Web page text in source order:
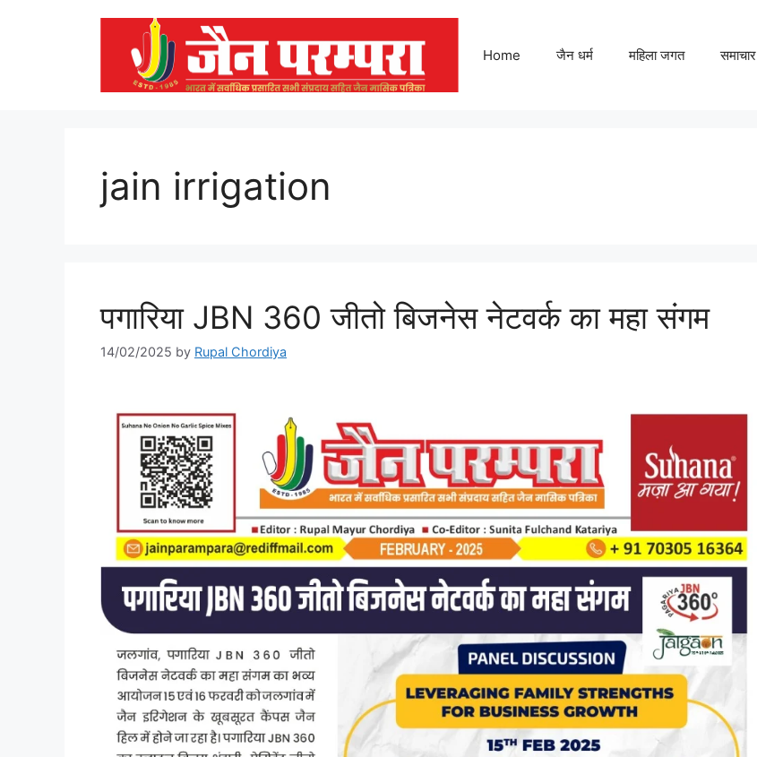
Home जैन धर्म महिला जगत समाचार
jain irrigation
पगारिया JBN 360 जीतो बिजनेस नेटवर्क का महा संगम
14/02/2025 by Rupal Chordiya